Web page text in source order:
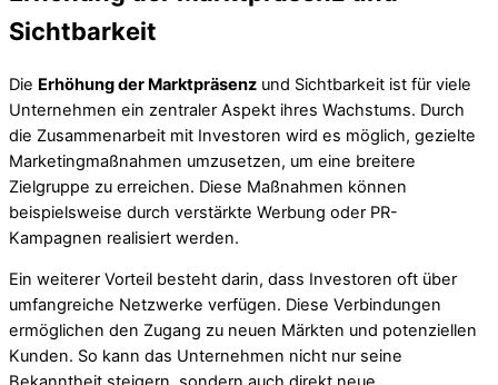
Sichtbarkeit
Die Erhöhung der Marktpräsenz und Sichtbarkeit ist für viele
Unternehmen ein zentraler Aspekt ihres Wachstums. Durch
die Zusammenarbeit mit Investoren wird es möglich, gezielte
Marketingmaßnahmen umzusetzen, um eine breitere
Zielgruppe zu erreichen. Diese Maßnahmen können
beispielsweise durch verstärkte Werbung oder PR-
Kampagnen realisiert werden.
Ein weiterer Vorteil besteht darin, dass Investoren oft über
umfangreiche Netzwerke verfügen. Diese Verbindungen
ermöglichen den Zugang zu neuen Märkten und potenziellen
Kunden. So kann das Unternehmen nicht nur seine